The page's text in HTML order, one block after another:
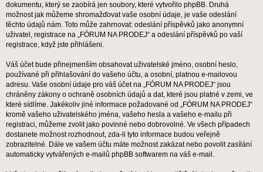
dokumentu, který se zaobírá jen soubory, které vytvořilo phpBB. Druhá
možnost jak můžeme shromažďovat vaše osobní údaje, je vaše odeslání
těchto údajů nám. Toto může zahrnovat: odeslání příspěvků jako anonymní
uživatel, registrace na „FÓRUM NA PRODEJ“ a odeslání příspěvků po vaší
registrace, když jste přihlášeni.
Váš účet bude přinejmenším obsahovat uživatelské jméno, osobní heslo,
používané při přihlašování do vašeho účtu, a osobní, platnou e-mailovou
adresu. Vaše osobní údaje pro váš účet na „FÓRUM NA PRODEJ“ jsou
chráněny zákony o ochraně osobních údajů a dat, které jsou platné v zemi, ve
které sídlíme. Jakékoliv jiné informace požadované od „FÓRUM NA PRODEJ“
kromě vašeho uživatelského jména, vašeho hesla a vašeho e-mailu při
registraci, můžeme zvolit jako povinné nebo dobrovolné. Ve všech případech
dostanete možnost rozhodnout, zda-li tyto informace budou veřejně
zobrazitelné. Dále ve vašem účtu máte možnost zakázat nebo povolit zasílání
automaticky vytvářených e-mailů phpBB softwarem na váš e-mail.